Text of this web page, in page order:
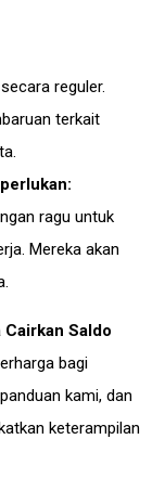
reguler.
terkait
ragu untuk
Mereka akan
Cairkan Saldo
bagi
kami, dan
keterampilan